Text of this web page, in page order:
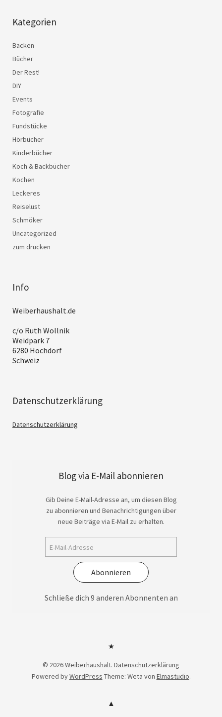
Kategorien
Backen
Bücher
Der Rest!
DIY
Events
Fotografie
Fundstücke
Hörbücher
Kinderbücher
Koch & Backbücher
Kochen
Leckeres
Reiselust
Schmöker
Uncategorized
zum drucken
Info
Weiberhaushalt.de
c/o Ruth Wollnik
Weidpark 7
6280 Hochdorf
Schweiz
Datenschutzerklärung
Datenschutzerklärung
Blog via E-Mail abonnieren
Gib Deine E-Mail-Adresse an, um diesen Blog
zu abonnieren und Benachrichtigungen über
neue Beiträge via E-Mail zu erhalten.
Abonnieren
Schließe dich 9 anderen Abonnenten an
Datenschutzerklärung
© 2026Weiberhaushalt. Datenschutzerklärung
Powered byWordPress Theme: Weta von Elmastudio.